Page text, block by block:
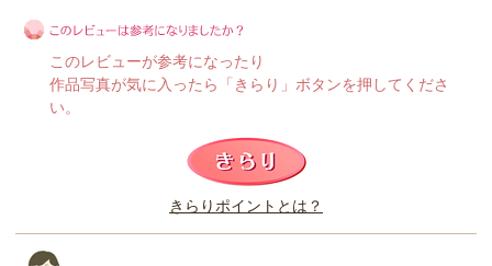
このレビューは参考になりましたか？
このレビューが参考になったり
作品写真が気に入ったら「きらり」ボタンを押してくださ
い。
きらりポイントとは？